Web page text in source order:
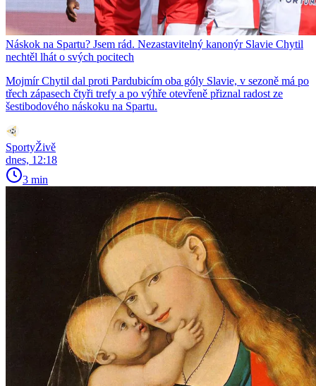
Náskok na Spartu? Jsem rád. Nezastavitelný kanonýr Slavie Chytil
nechtěl lhát o svých pocitech
Mojmír Chytil dal proti Pardubicím oba góly Slavie, v sezoně má po
třech zápasech čtyři trefy a po výhře otevřeně přiznal radost ze
šestibodového náskoku na Spartu.
SportyŽivě
dnes, 12:18
3 min